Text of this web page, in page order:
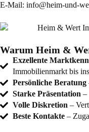
E-Mail: info@heim-und-
Warum Heim &
Exzellente
Immobilienmarkt bis
Persönliche Beratung
Starke Präsentation –
Volle Diskretion –
Beste Kontakte –